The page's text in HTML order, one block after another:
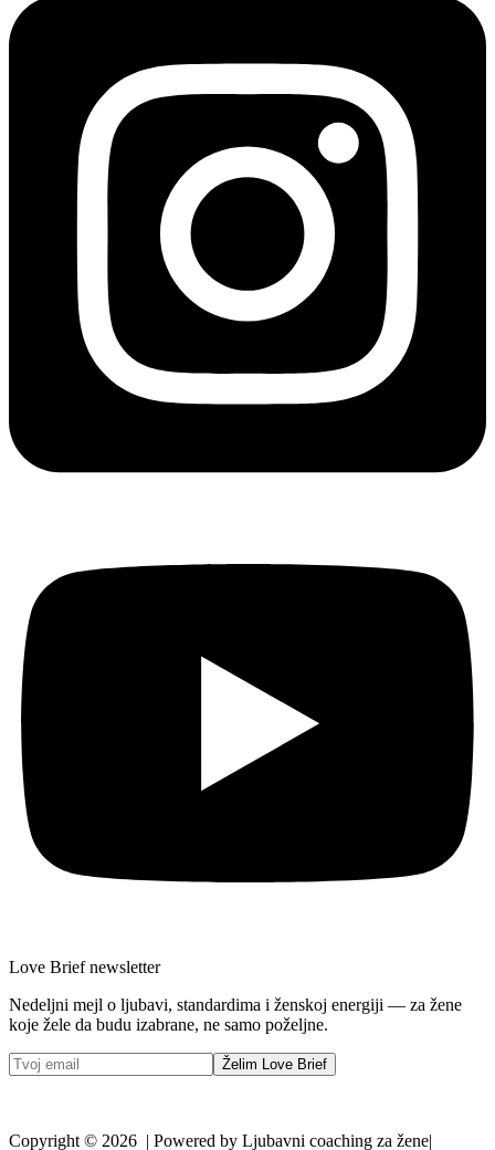
Love Brief newsletter
Nedeljni mejl o ljubavi, standardima i ženskoj energiji — za žene
koje žele da budu izabrane, ne samo poželjne.
Želim Love Brief
Copyright © 2026 | Powered by Ljubavni coaching za žene|